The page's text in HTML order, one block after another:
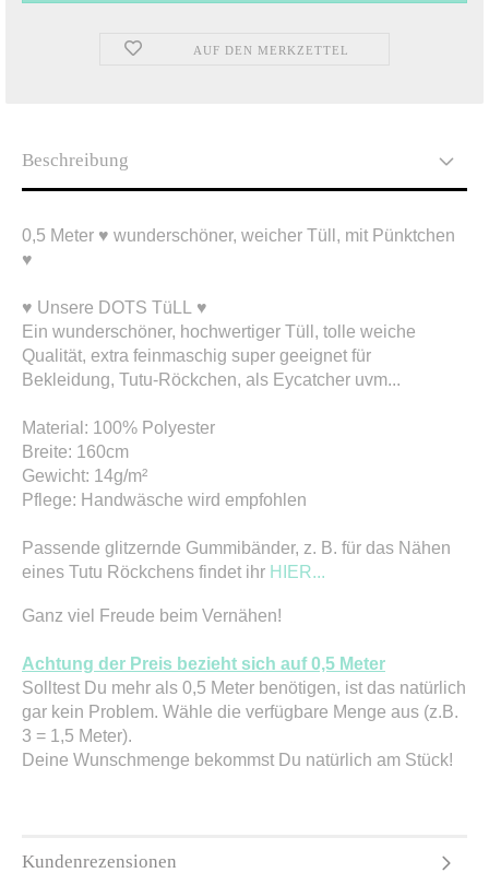
AUF DEN MERKZETTEL
Beschreibung
0,5 Meter ♥ wunderschöner, weicher Tüll, mit Pünktchen
♥
♥ Unsere DOTS TüLL ♥
Ein wunderschöner, hochwertiger Tüll, tolle weiche
Qualität, extra feinmaschig super geeignet für
Bekleidung, Tutu-Röckchen, als Eycatcher uvm...
Material: 100% Polyester
Breite: 160cm
Gewicht: 14g/m²
Pflege: Handwäsche wird empfohlen
Passende glitzernde Gummibänder, z. B. für das Nähen
eines Tutu Röckchens findet ihr HIER...
Ganz viel Freude beim Vernähen!
Achtung der Preis bezieht sich auf 0,5 Meter
Solltest Du mehr als 0,5 Meter benötigen, ist das natürlich
gar kein Problem. Wähle die verfügbare Menge aus (z.B.
3 = 1,5 Meter).
Deine Wunschmenge bekommst Du natürlich am Stück!
Kundenrezensionen